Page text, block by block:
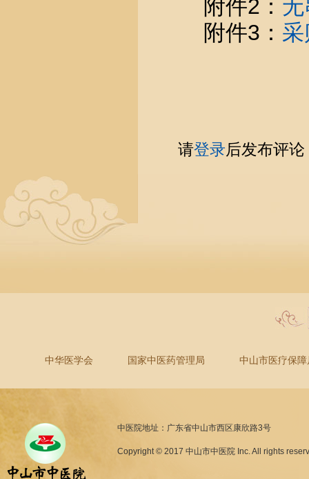
附件2：
附件3：
请登录后发布评论
中华医学会 国家中医药管理局 中山市医疗保障
中医院地址：广东省中山市西区康欣路3号
Copyright © 2017 中山市中医院 Inc. All rights